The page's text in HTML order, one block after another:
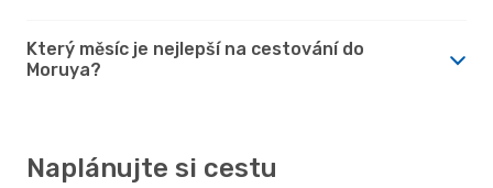
Který měsíc je nejlepší na cestování do
Moruya?
Naplánujte si cestu